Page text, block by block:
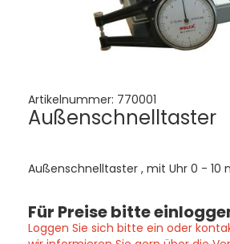
Artikelnummer: 770001
Außenschnelltaster
Außenschnelltaster , mit Uhr 0 - 10
Für Preise bitte
Loggen Sie sich bitte ein oder